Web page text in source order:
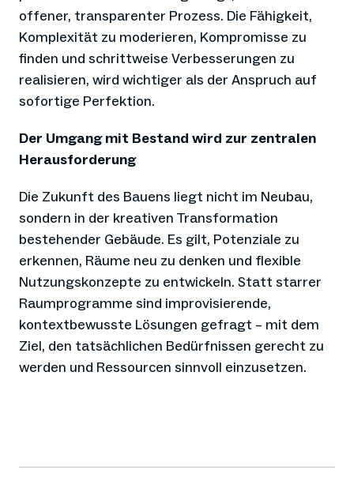
offener, transparenter Prozess. Die Fähigkeit,
Komplexität zu moderieren, Kompromisse zu
finden und schrittweise Verbesserungen zu
realisieren, wird wichtiger als der Anspruch auf
sofortige Perfektion.
Der Umgang mit Bestand wird zur zentralen
Herausforderung
Die Zukunft des Bauens liegt nicht im Neubau,
sondern in der kreativen Transformation
bestehender Gebäude. Es gilt, Potenziale zu
erkennen, Räume neu zu denken und flexible
Nutzungskonzepte zu entwickeln. Statt starrer
Raumprogramme sind improvisierende,
kontextbewusste Lösungen gefragt – mit dem
Ziel, den tatsächlichen Bedürfnissen gerecht zu
werden und Ressourcen sinnvoll einzusetzen.